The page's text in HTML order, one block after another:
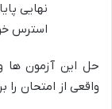
نهایی
استرس
حل این آزمون ها
واقعی از امتحان